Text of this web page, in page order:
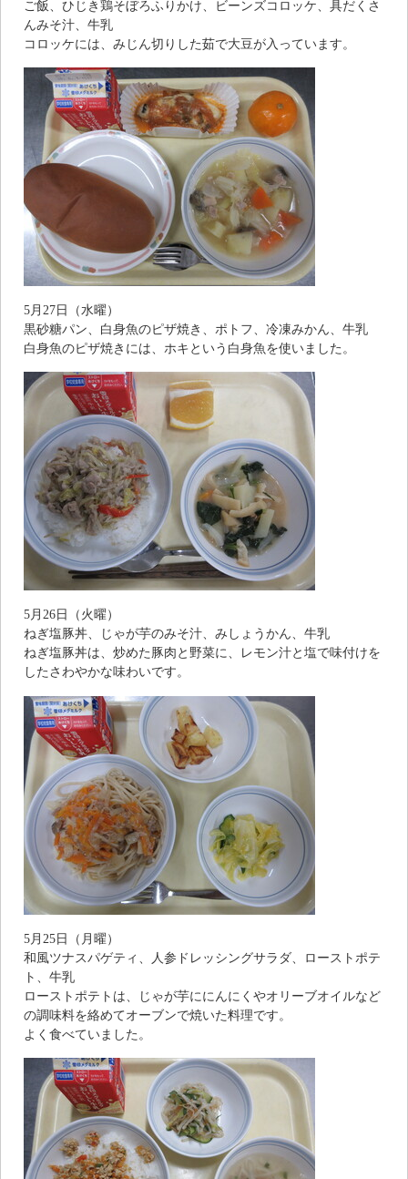
ご飯、ひじき鶏そぼろふりかけ、ビーンズコロッケ、具だくさ
んみそ汁、牛乳
コロッケには、みじん切りした茹で大豆が入っています。
5月27日（水曜）
黒砂糖パン、白身魚のピザ焼き、ポトフ、冷凍みかん、牛乳
白身魚のピザ焼きには、ホキという白身魚を使いました。
5月26日（火曜）
ねぎ塩豚丼、じゃが芋のみそ汁、みしょうかん、牛乳
ねぎ塩豚丼は、炒めた豚肉と野菜に、レモン汁と塩で味付けを
したさわやかな味わいです。
5月25日（月曜）
和風ツナスパゲティ、人参ドレッシングサラダ、ローストポテ
ト、牛乳
ローストポテトは、じゃが芋ににんにくやオリーブオイルなど
の調味料を絡めてオーブンで焼いた料理です。
よく食べていました。